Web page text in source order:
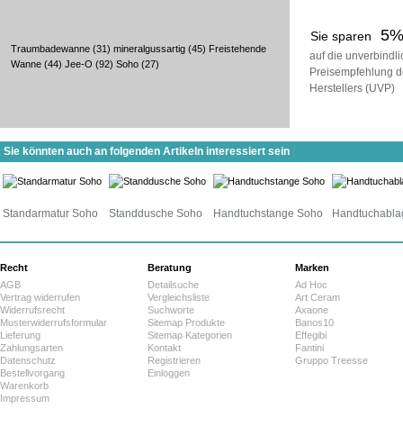
Sie sparen 5%
auf die
Preisempfehlung
Herstellers (UVP)
Traumbadewanne (31) mineralgussartig (45) Freistehende
Wanne (44) Jee-O (92) Soho (27)
Sie könnten auch an folgenden Artikeln interessiert sein
Standarmatur Soho Standdusche Soho Handtuchstange Soho
Recht
AGB
Vertrag widerrufen
Widerrufsrecht
Musterwiderrufsformular
Lieferung
Zahlungsarten
Datenschutz
Bestellvorgang
Warenkorb
Impressum
Beratung
Detailsuche
Vergleichsliste
Suchworte
Sitemap Produkte
Sitemap Kategorien
Kontakt
Registrieren
Einloggen
Marken
Ad Hoc
Art Ceram
Axaone
Banos10
Effegibi
Fantini
Gruppo Treesse